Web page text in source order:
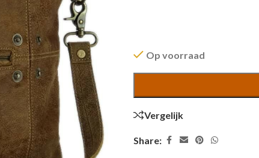
Op voorraad
Vergelijk
Share: